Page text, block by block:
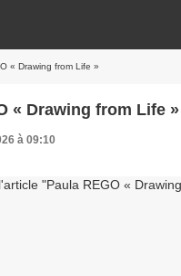
« Drawing from Life »
« Drawing from Life »
à 09:10